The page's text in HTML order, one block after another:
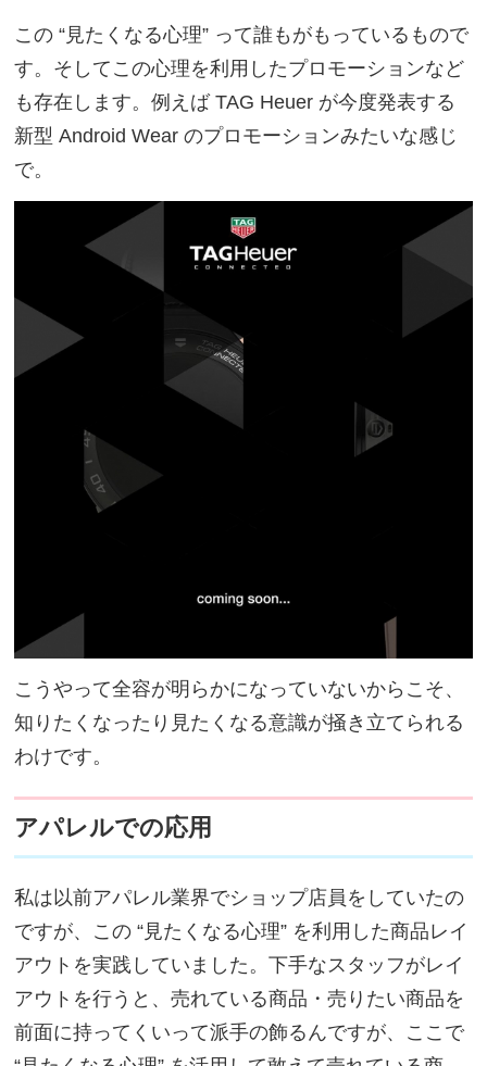
この “見たくなる心理” って誰もがもっているもので
す。そしてこの心理を利用したプロモーションなど
も存在します。例えば TAG Heuer‏ が今度発表する
新型 Android Wear のプロモーションみたいな感じ
で。
こうやって全容が明らかになっていないからこそ、
知りたくなったり見たくなる意識が掻き立てられる
わけです。
アパレルでの応用
私は以前アパレル業界でショップ店員をしていたの
ですが、この “見たくなる心理” を利用した商品レイ
アウトを実践していました。下手なスタッフがレイ
アウトを行うと、売れている商品・売りたい商品を
前面に持ってくいって派手の飾るんですが、ここで